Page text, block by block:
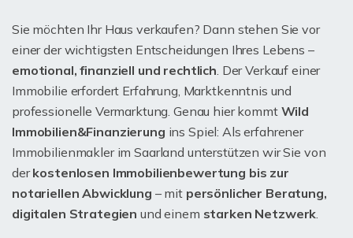
Sie möchten Ihr Haus verkaufen? Dann stehen Sie vor
einer der wichtigsten Entscheidungen Ihres Lebens –
emotional, finanziell und rechtlich. Der Verkauf einer
Immobilie erfordert Erfahrung, Marktkenntnis und
professionelle Vermarktung. Genau hier kommt Wild
Immobilien&Finanzierung ins Spiel: Als erfahrener
Immobilienmakler im Saarland unterstützen wir Sie von
derkostenlosen Immobilienbewertung bis zur
notariellen Abwicklung – mit persönlicher Beratung,
digitalen Strategien und einem starken Netzwerk.